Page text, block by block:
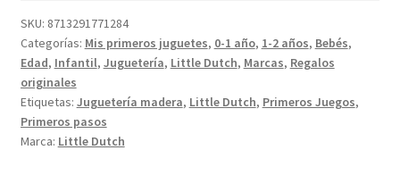
SKU: 8713291771284
Categorías: Mis primeros juguetes, 0-1 año, 1-2 años, Bebés,
Edad, Infantil, Juguetería, Little Dutch, Marcas, Regalos
originales
Etiquetas: Juguetería madera, Little Dutch, Primeros Juegos,
Primeros pasos
Marca: Little Dutch